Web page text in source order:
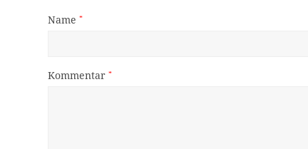
Name*
Kommentar*